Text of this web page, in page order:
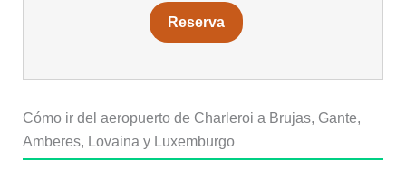
Reserva
Cómo ir del aeropuerto de Charleroi a Brujas, Gante,
Amberes, Lovaina y Luxemburgo